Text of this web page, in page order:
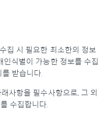
집 시 필요한 최소한의 정보
식별이 가능한 정보를 수집
받습니다.
사항을 필수사항으로, 그 외
수집합니다.